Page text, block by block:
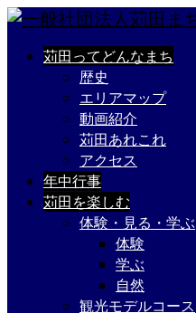
苅田ってどんなまち
歴史
エリアマップ
動画紹介
苅田あれこれ
アクセス
年中行事
苅田を楽しむ
体験・見る・学ぶ
体験
学ぶ
自然
観光モデルコース